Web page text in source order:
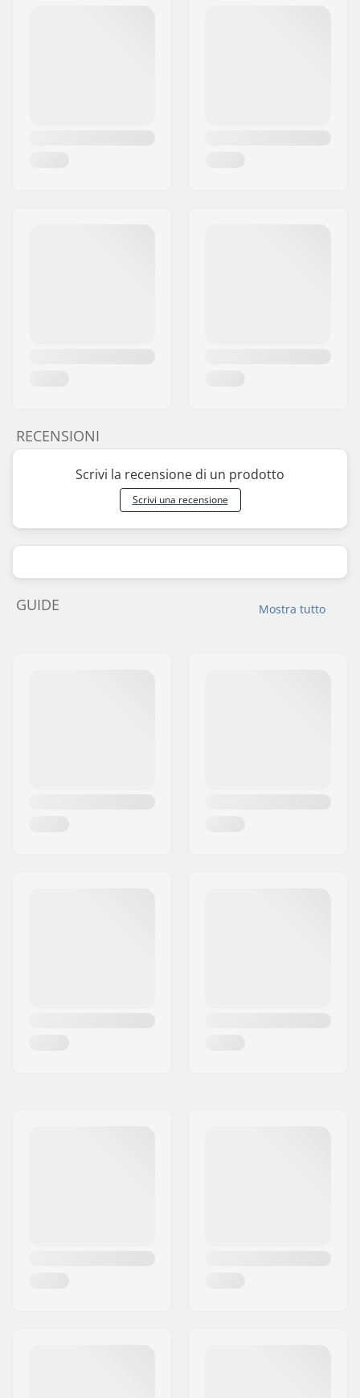
RECENSIONI
Scrivi la recensione di un prodotto
Scrivi una recensione
Mostra tutto
GUIDE